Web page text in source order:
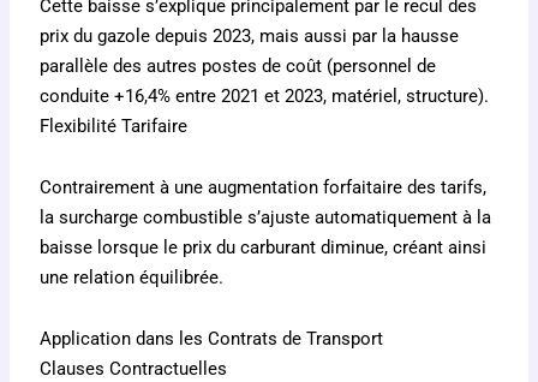
Cette baisse s’explique principalement par le recul des
prix du gazole depuis 2023, mais aussi par la hausse
parallèle des autres postes de coût (personnel de
conduite +16,4% entre 2021 et 2023, matériel, structure).
Flexibilité Tarifaire
Contrairement à une augmentation forfaitaire des tarifs,
la surcharge combustible s’ajuste automatiquement à la
baisse lorsque le prix du carburant diminue, créant ainsi
une relation équilibrée.
Application dans les Contrats de Transport
Clauses Contractuelles